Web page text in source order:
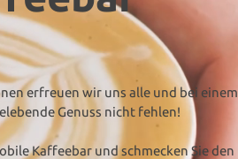
erfreuen wir uns alle und bei einem
Genuss nicht fehlen!
Kaffeebar und schmecken Sie den